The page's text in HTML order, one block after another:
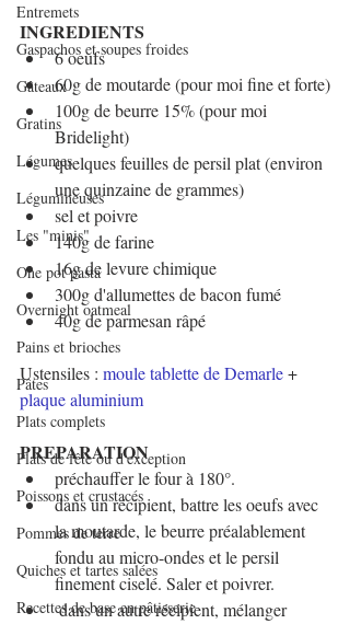
Entremets
Gaspachos et soupes froides
Gâteaux
Gratins
Légumes
Légumineuses
Les "minis"
One pot pasta
Overnight oatmeal
Pains et brioches
Pâtes
Plats complets
Plats de fête ou d'exception
Poissons et crustacés
Pommes de terre
Quiches et tartes salées
Recettes de base en pâtisserie
INGREDIENTS
6 oeufs
60g de moutarde (pour moi fine et forte)
100g de beurre 15% (pour moi
Bridelight)
quelques feuilles de persil plat (environ
une quinzaine de grammes)
sel et poivre
140g de farine
16g de levure chimique
300g d'allumettes de bacon fumé
40g de parmesan râpé
Ustensiles : moule tablette de Demarle +
plaque aluminium
PREPARATION
préchauffer le four à 180°.
dans un récipient, battre les oeufs avec
la moutarde, le beurre préalablement
fondu au micro-ondes et le persil
finement ciselé. Saler et poivrer.
dans un autre récipient, mélanger